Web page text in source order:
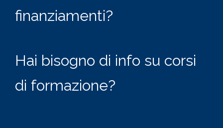
finanziamenti?
Hai bisogno di info su corsi
di formazione?